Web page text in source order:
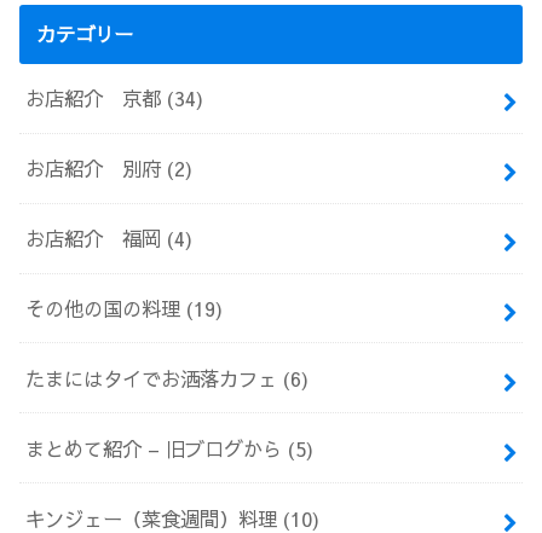
カテゴリー
お店紹介 京都 (34)
お店紹介 別府 (2)
お店紹介 福岡 (4)
その他の国の料理 (19)
たまにはタイでお洒落カフェ (6)
まとめて紹介 – 旧ブログから (5)
キンジェー（菜食週間）料理 (10)